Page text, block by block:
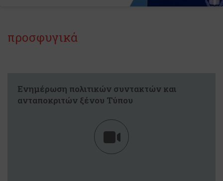
προσφυγικά
Ενημέρωση πολιτικών συντακτών και
ανταποκριτών ξένου Τύπου